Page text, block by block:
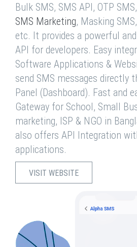
Bulk SMS, SMS API, OTP
SMS Marketing, Masking
etc. It provides a powerful
API for developers. Easy
Software Applications &
send SMS messages directly
Panel (Dashboard). Fast and
Gateway for School, Small
marketing, ISP & NGO in
also offers API Integration
applications.
VISIT WEBSITE